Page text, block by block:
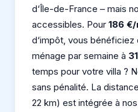
d‘Île-de-France – mais
accessibles. Pour 186
d‘impôt, vous bénéficiez
ménage par semaine à
temps pour votre villa ?
sans pénalité. La
22 km) est intégrée à